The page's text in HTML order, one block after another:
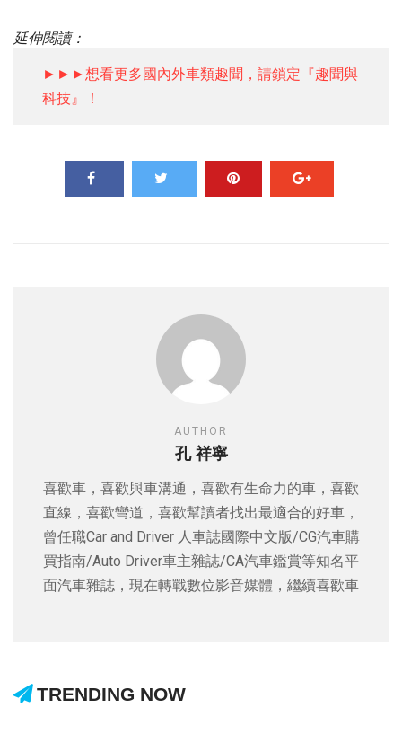
延伸閱讀：
►►►想看更多國內外車類趣聞，請鎖定『趣聞與
科技』！
AUTHOR
孔 祥寧
喜歡車，喜歡與車溝通，喜歡有生命力的車，喜歡
直線，喜歡彎道，喜歡幫讀者找出最適合的好車，
曾任職Car and Driver 人車誌國際中文版/CG汽車購
買指南/Auto Driver車主雜誌/CA汽車鑑賞等知名平
面汽車雜誌，現在轉戰數位影音媒體，繼續喜歡車
TRENDING NOW